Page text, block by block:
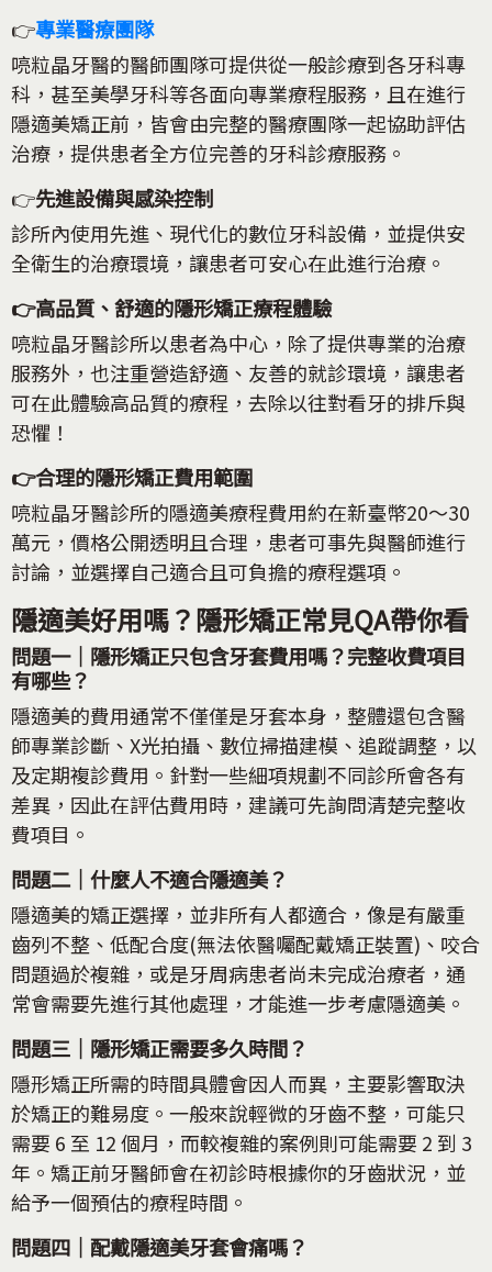
👉專業醫療團隊
喨粒晶牙醫的醫師團隊可提供從一般診療到各牙科專
科，甚至美學牙科等各面向專業療程服務，且在進行
隱適美矯正前，皆會由完整的醫療團隊一起協助評估
治療，提供患者全方位完善的牙科診療服務。
👉先進設備與感染控制
診所內使用先進、現代化的數位牙科設備，並提供安
全衛生的治療環境，讓患者可安心在此進行治療。
👉高品質、舒適的隱形矯正療程體驗
喨粒晶牙醫診所以患者為中心，除了提供專業的治療
服務外，也注重營造舒適、友善的就診環境，讓患者
可在此體驗高品質的療程，去除以往對看牙的排斥與
恐懼！
👉合理的隱形矯正費用範圍
喨粒晶牙醫診所的隱適美療程費用約在新臺幣20～30
萬元，價格公開透明且合理，患者可事先與醫師進行
討論，並選擇自己適合且可負擔的療程選項。
隱適美好用嗎？隱形矯正常見QA帶你看
問題一｜隱形矯正只包含牙套費用嗎？完整收費項目
有哪些？
隱適美的費用通常不僅僅是牙套本身，整體還包含醫
師專業診斷、X光拍攝、數位掃描建模、追蹤調整，以
及定期複診費用。針對一些細項規劃不同診所會各有
差異，因此在評估費用時，建議可先詢問清楚完整收
費項目。
問題二｜什麼人不適合隱適美？
隱適美的矯正選擇，並非所有人都適合，像是有嚴重
齒列不整、低配合度(無法依醫囑配戴矯正裝置)、咬合
問題過於複雜，或是牙周病患者尚未完成治療者，通
常會需要先進行其他處理，才能進一步考慮隱適美。
問題三｜隱形矯正需要多久時間？
隱形矯正所需的時間具體會因人而異，主要影響取決
於矯正的難易度。一般來說輕微的牙齒不整，可能只
需要 6 至 12 個月，而較複雜的案例則可能需要 2 到 3
年。矯正前牙醫師會在初診時根據你的牙齒狀況，並
給予一個預估的療程時間。
問題四｜配戴隱適美牙套會痛嗎？